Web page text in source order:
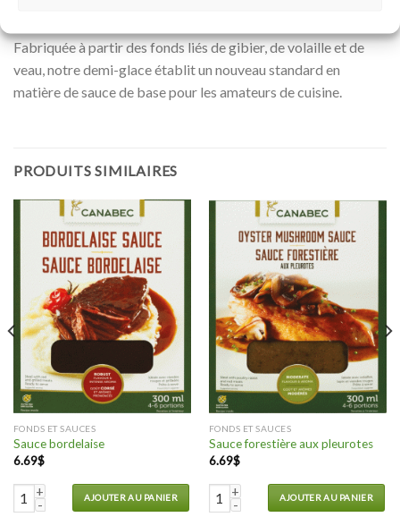
Fabriquée à partir des fonds liés de gibier, de volaille et de
veau, notre demi-glace établit un nouveau standard en
matière de sauce de base pour les amateurs de cuisine.
PRODUITS SIMILAIRES
FONDS ET SAUCES
Sauce bordelaise
6.69$
quantité de Sauce bordelaise
AJOUTER AU PANIER
FONDS ET SAUCES
Sauce forestière aux pleurotes
6.69$
quantité de Sauce forestière
AJOUTER AU PANIER